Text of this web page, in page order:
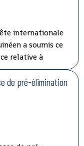
internationale
a soumis ce
relative à
de retraite.
de pré-élimination